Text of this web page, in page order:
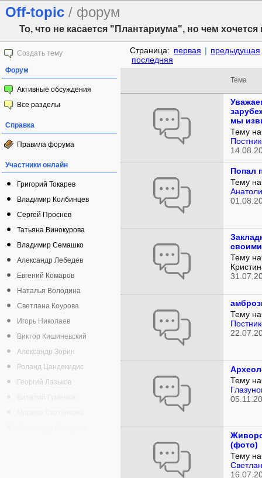
Off-topic / форум
То, что не касается "Плантариума", но чем хочется
Создать тему
Форум
Активные обсуждения
Все разделы
Справка
Правила форума
Участники онлайн
Григорий Токарев
Владимир Колбинцев
Сергей Проснев
Татьяна Винокурова
Владимир Семашко
Александр Лебедев
Евгений Комаров
Наталья Володина
Светлана Коурова
Игорь Николаев
Виктор Кишиневский
Александр Зорин
Роланд Цандекидис
Георгий Лазьков
Страница: первая | предыдущая
последняя
Тема
мы
Тему
Попал
Тему
Тему
Тему
Тему
(фото)
Тему